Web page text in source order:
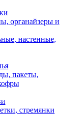
органайзеры и
настенные,
пакеты,
стремянки